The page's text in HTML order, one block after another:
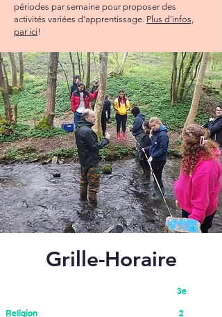
périodes par semaine pour proposer des
activités variées d'apprentissage. Plus d'infos,
par ici!
Grille-Horaire
Religion
3e
2